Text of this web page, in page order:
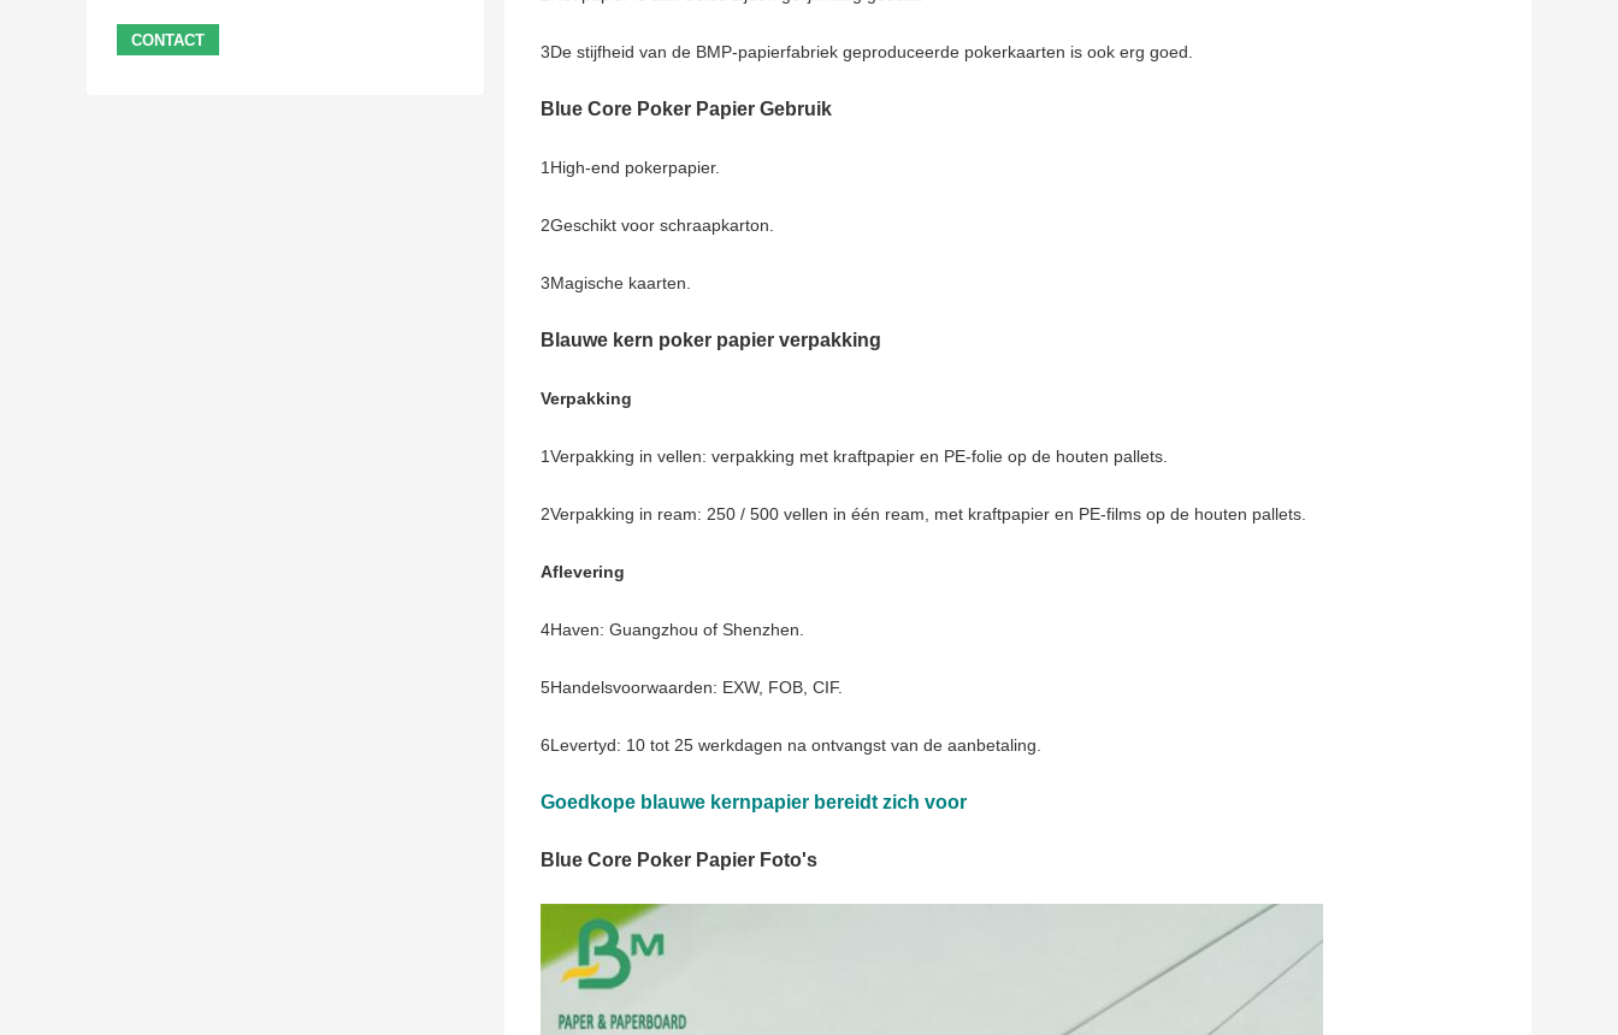
3De stijfheid van de BMP-papierfabriek geproduceerde pokerkaarten is ook erg goed.
Blue Core Poker Papier Gebruik
1High-end pokerpapier.
2Geschikt voor schraapkarton.
3Magische kaarten.
Blauwe kern poker papier verpakking
Verpakking
1Verpakking in vellen: verpakking met kraftpapier en PE-folie op de houten pallets.
2Verpakking in ream: 250 / 500 vellen in één ream, met kraftpapier en PE-films op de houten pallets.
Aflevering
4Haven: Guangzhou of Shenzhen.
5Handelsvoorwaarden: EXW, FOB, CIF.
6Levertyd: 10 tot 25 werkdagen na ontvangst van de aanbetaling.
Goedkope blauwe kernpapier bereidt zich voor
Blue Core Poker Papier Foto's